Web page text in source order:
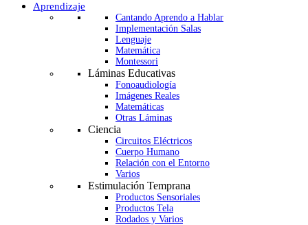
Aprendizaje
Cantando Aprendo a Hablar
Implementación Salas
Lenguaje
Matemática
Montessori
Láminas Educativas
Fonoaudiología
Imágenes Reales
Matemáticas
Otras Láminas
Ciencia
Circuitos Eléctricos
Cuerpo Humano
Relación con el Entorno
Varios
Estimulación Temprana
Productos Sensoriales
Productos Tela
Rodados y Varios